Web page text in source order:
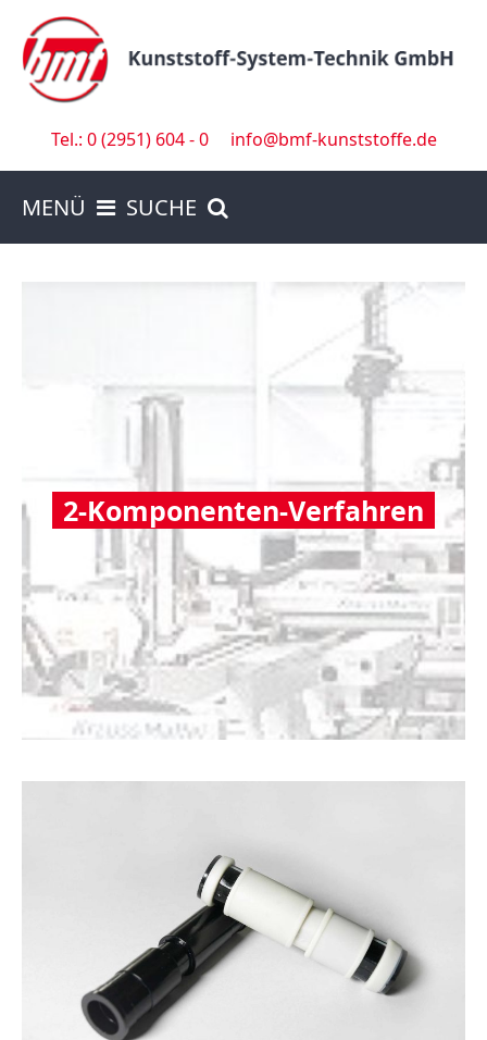
Tel.: 0 (2951) 604 - 0 info@bmf-kunststoffe.de
MENÜ SUCHE
2-Komponenten-Verfahren